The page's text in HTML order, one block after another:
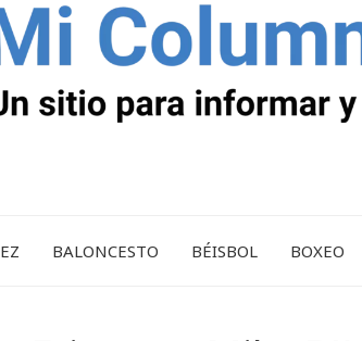
BALONCESTO BÉISBOL BOXEO